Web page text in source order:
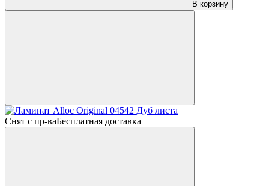
В корзину
Снят с пр-ваБесплатная доставка